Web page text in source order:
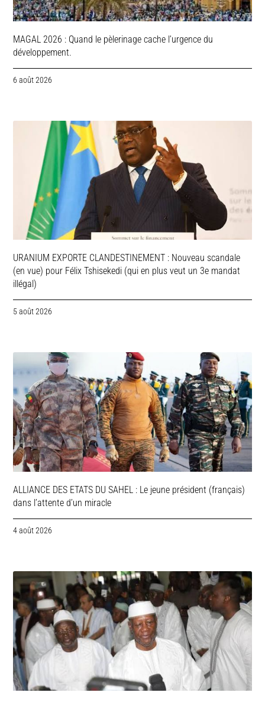
MAGAL 2026 : Quand le pèlerinage cache l’urgence du
développement.
6 août 2026
URANIUM EXPORTE CLANDESTINEMENT : Nouveau scandale
(en vue) pour Félix Tshisekedi (qui en plus veut un 3e mandat
illégal)
5 août 2026
ALLIANCE DES ETATS DU SAHEL : Le jeune président (français)
dans l’attente d’un miracle
4 août 2026